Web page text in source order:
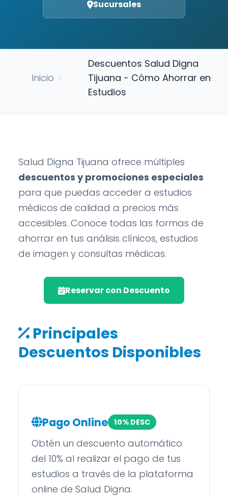
Sucursales
Inicio >
Descuentos Salud Digna
Tijuana - Cómo Ahorrar en
Estudios
Salud Digna Tijuana ofrece múltiples
descuentos y promociones especiales
para que puedas acceder a estudios
médicos de calidad a precios más
accesibles. Conoce todas las formas de
ahorrar en tus análisis clínicos, estudios
de imagen y consultas médicas.
Reservar con Descuento
Principales
Descuentos Disponibles
Pago Online 10% DESC
Obtén un descuento automático
del 10% al realizar el pago de tus
estudios a través de la plataforma
online de Salud Digna.